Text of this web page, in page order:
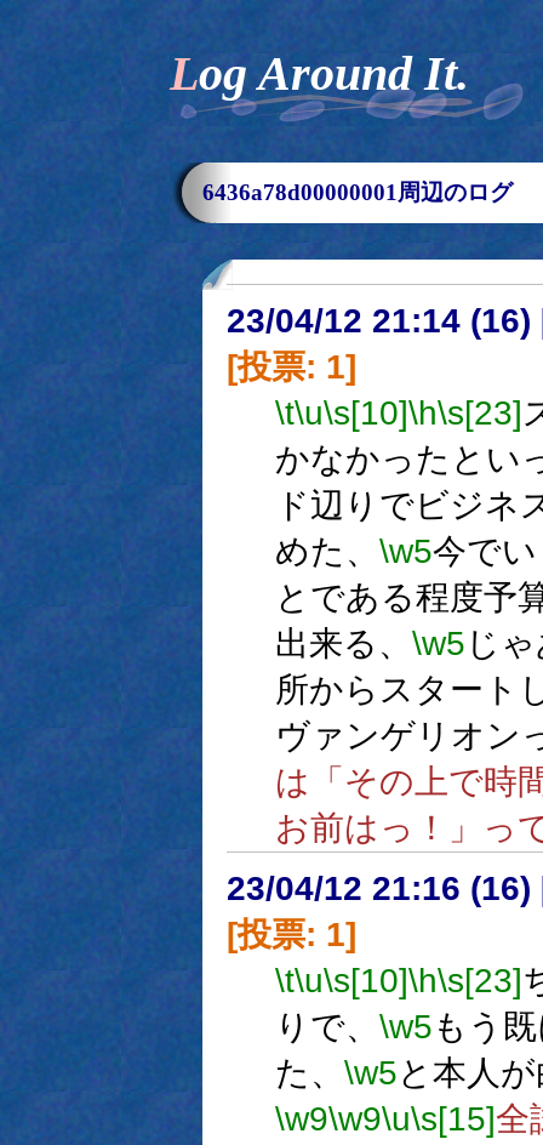
Log Around It.
6436a78d00000001周辺のログ
23/04/12 21:14 (16)
[投票: 1]
\t\u\s[10]\h\s[23]
かなかったとい
ド辺りでビジネ
めた、 \w5今で
とである程度予
出来る、 \w5 じ
所からスタート
ヴァンゲリオン
は「その上で時
お前はっ！」っ
23/04/12 21:16 (16)
[投票: 1]
\t\u\s[10]\h\s[23]
りで、 \w5もう
た、 \w5と本人
\w9\w9\u\s[15]全